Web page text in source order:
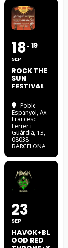
18
SEP
19
ROCK THE
SUN
FESTIVAL
Poble
Espanyol, Av.
Francesc
Ferrer i
Guàrdia, 13,
08038
BARCELONA
23
SEP
HAVOK+BL
OOD RED